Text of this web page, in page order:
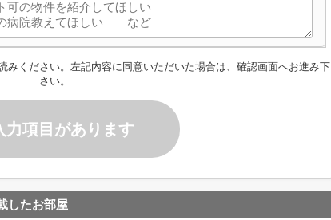
みください。左記内容に同意いただいた場合は、確認画面へお進み下
さい。
力項目があります
したお部屋